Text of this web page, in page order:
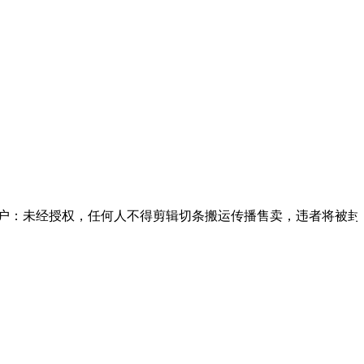
授权，任何人不得剪辑切条搬运传播售卖，违者将被封停账